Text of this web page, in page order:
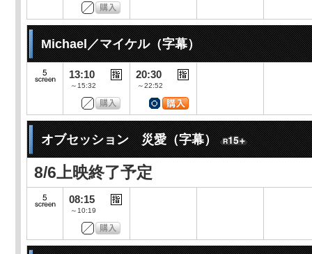
Michael／マイケル（字幕）
13:10
～15:32
20:30
～22:52
オブセッション 災愛（字幕）
8/6上映終了予定
08:15
～10:19